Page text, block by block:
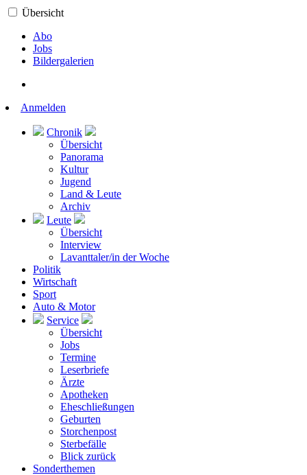
Übersicht
Abo
Jobs
Bildergalerien
Anmelden
Chronik
Übersicht
Panorama
Kultur
Jugend
Land & Leute
Archiv
Leute
Übersicht
Interview
Lavanttaler/in der Woche
Politik
Wirtschaft
Sport
Auto & Motor
Service
Übersicht
Jobs
Termine
Leserbriefe
Ärzte
Apotheken
Eheschließungen
Geburten
Storchenpost
Sterbefälle
Blick zurück
Sonderthemen